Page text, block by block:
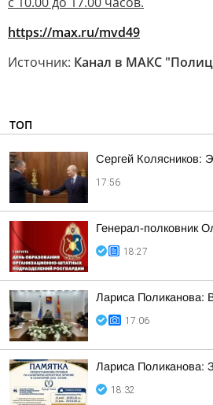
https://max.ru/mvd49
Источник: Канал в МАКС
ТОП
Сергей Колясников:
17:56
Генерал-полковник
18:27
Лариса Поликанова:
17:06
Лариса Поликанова:
18:32